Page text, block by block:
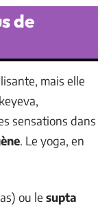
de
mais elle
sensations dans
. Le yoga, en
ou le supta